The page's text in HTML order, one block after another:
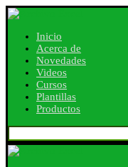
Inicio
Acerca de
Novedades
Videos
Cursos
Plantillas
Productos